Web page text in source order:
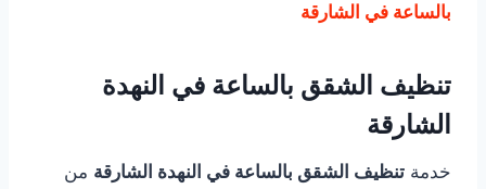
بالساعة في الشارقة
تنظيف الشقق بالساعة في النهدة
الشارقة
خدمة تنظيف الشقق بالساعة في النهدة الشارقة من